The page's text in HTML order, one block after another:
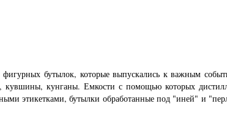
бутылок, которые выпускались к важным
кунганы. Емкости с помощью которых
этикетками, бутылки обработанные под "иней" и